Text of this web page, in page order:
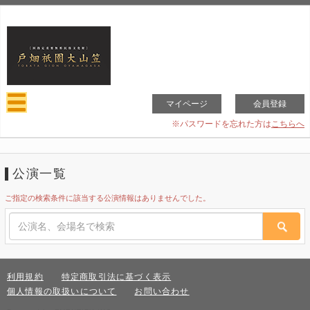
マイページ 会員登録
※パスワードを忘れた方はこちらへ
公演一覧
ご指定の検索条件に該当する公演情報はありませんでした。
利用規約
特定商取引法に基づく表示
個人情報の取扱いについて
お問い合わせ